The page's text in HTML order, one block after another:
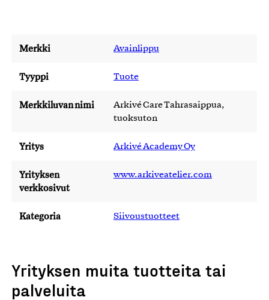
Merkki Avainlippu
Tyyppi Tuote
Merkkiluvan nimi
Arkivé Care Tahrasaippua,
tuoksuton
Yritys Arkivé Academy Oy
Yrityksen
verkkosivut
www.arkiveatelier.com
Kategoria Siivoustuotteet
Yrityksen muita tuotteita tai
palveluita